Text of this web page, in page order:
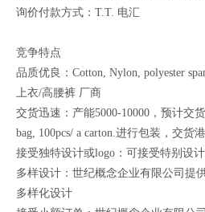
询价付款方式：T.T. 电汇
竞争特点
品质优良：Cotton, Nylon, polyester
上衣/高腰裤 厂商
交货迅速：产能5000-10000，预计交
bag, 100pcs/ a carton.进行包装，交货
接受独特设计或logo：可接受特别设
多样设计：世纪概念企业有限公司提
多样化设计